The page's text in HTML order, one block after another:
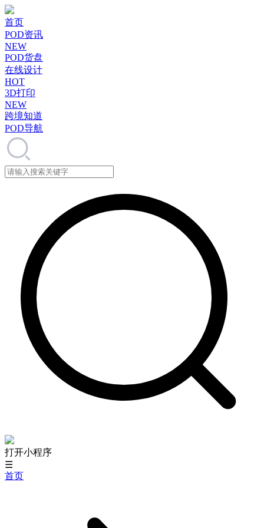
首页
POD资讯
NEW
POD货盘
在线设计
HOT
3D打印
NEW
跨境知道
POD导航
打开小程序
☰
首页